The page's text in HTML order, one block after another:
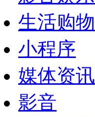
生活购物
小程序
媒体资讯
影音